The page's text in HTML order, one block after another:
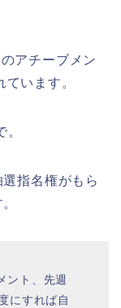
アチーブメン
います。
。
指名権がもら
ント、先週
にすれば自